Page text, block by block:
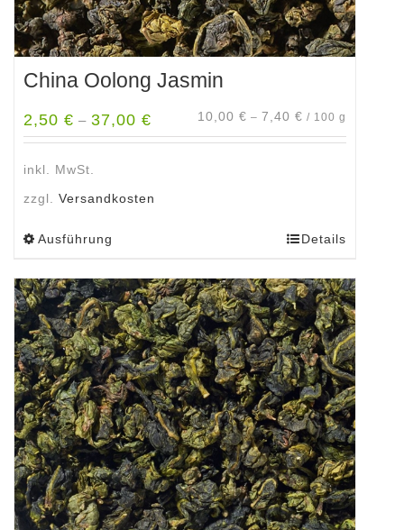
China Oolong Jasmin
2,50 € – 37,00 € 10,00 € – 7,40 € / 100 g
inkl. MwSt.
zzgl. Versandkosten
Ausführung
weist
mehrere
Varianten
auf.
Die
Optionen
können
auf
der
Produktseite
gewählt
Details